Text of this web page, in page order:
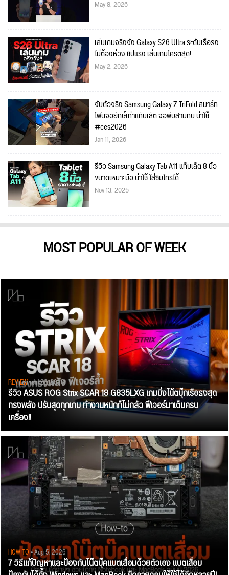
May 8, 2026
เล่นเกมจริงจัง Galaxy S26 Ultra ระดับเรือธง
ไม่ต้องห่วง ชิปแรง เล่นเกมโครตสุด!
May 2, 2026
จับตัวจริง Samsung Galaxy Z TriFold สมาร์ท
โฟนจอยักษ์เท่าแท็บเล็ต จอพับสามทบ น่าใช้
#ces2026
Jan 11, 2026
รีวิว Samsung Galaxy Tab A11 แท็บเล็ต 8 นิ้ว
ขนาดเหมาะมือ น่าใช้ ใส่ซิมโทรได้
Nov 13, 2025
MOST POPULAR OF WEEK
REVIEW• Jul 28, 2026
รีวิว ASUS ROG Strix SCAR 18 G835LXG เกมมิ่งโน้ตบุ๊กเรือธงสุด
ทรงพลัง ปรับสุดทุกเกม ทำงานหนักก็ไม่กลัว ฟีเจอร์มาเต็มครบ
เครื่อง!!
HOW TO• Aug 5, 2026
7 วิธีแก้ปัญหาและป้องกันโน๊ตบุ๊คแบตเสื่อมด้วยตัวเอง แบตเสื่อม